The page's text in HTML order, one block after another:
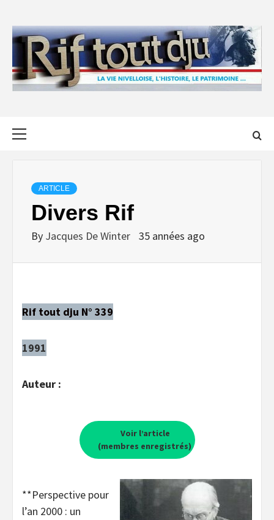
content
ARTICLE
Divers Rif
By Jacques De Winter 35 années ago
Rif tout dju N° 339
1991
Auteur :
Voir l’article
(membres enregistrés)
**Perspective pour
l’an 2000 : un